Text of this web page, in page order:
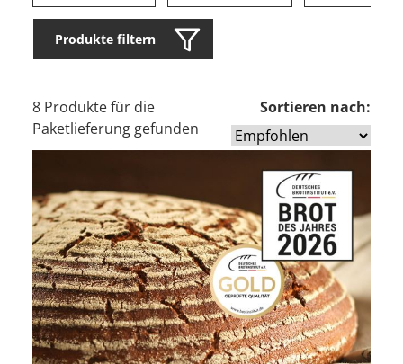
Produkte filtern
8 Produkte für die
Paketlieferung gefunden
Sortieren nach: